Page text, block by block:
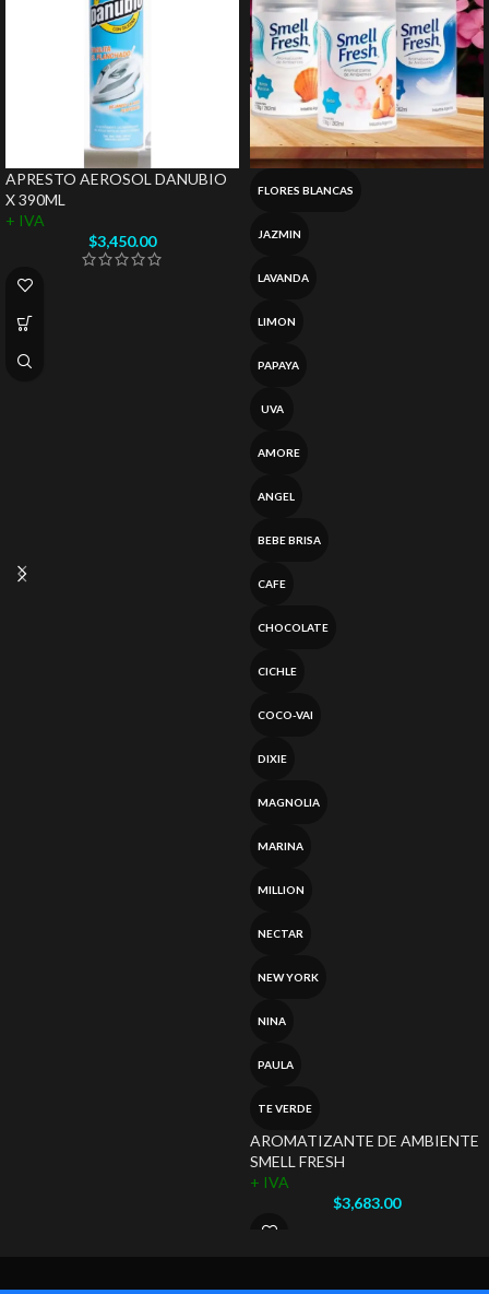
APRESTO AEROSOL DANUBIO
X 390ML
+ IVA
$3,450.00
FLORES BLANCAS
JAZMIN
LAVANDA
LIMON
PAPAYA
UVA
AMORE
ANGEL
BEBE BRISA
CAFE
CHOCOLATE
CICHLE
COCO-VAI
DIXIE
MAGNOLIA
MARINA
MILLION
NECTAR
NEW YORK
NINA
PAULA
TE VERDE
AROMATIZANTE DE AMBIENTE
SMELL FRESH
+ IVA
$3,683.00